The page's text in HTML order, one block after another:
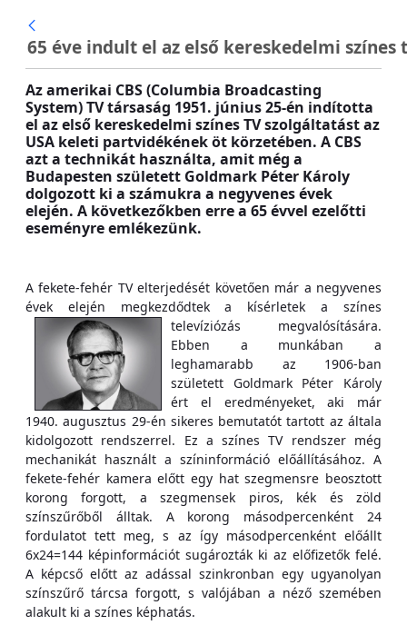
Ugrás a fő tartalomhoz
65 éve indult el az első kereskedelmi
Az amerikai CBS (Columbia Broadcasting
System) TV társaság 1951. június 25-én indította
el az első kereskedelmi színes TV szolgáltatást az
USA keleti partvidékének öt körzetében. A CBS
azt a technikát használta, amit még a
Budapesten született Goldmark Péter Károly
dolgozott ki a számukra a negyvenes évek
elején. A következőkben erre a 65 évvel ezelőtti
eseményre emlékezünk.
A fekete-fehér TV elterjedését követően már a negyvenes
évek elején megkezdődtek a kísérletek a színes
televíziózás megvalósítására.
Ebben a munkában a
leghamarabb az 1906-ban
született Goldmark Péter Károly
ért el eredményeket, aki már
1940. augusztus 29-én sikeres bemutatót tartott az általa
kidolgozott rendszerrel. Ez a színes TV rendszer még
mechanikát használt a színinformáció előállításához. A
fekete-fehér kamera előtt egy hat szegmensre beosztott
korong forgott, a szegmensek piros, kék és zöld
színszűrőből álltak. A korong másodpercenként 24
fordulatot tett meg, s az így másodpercenként előállt
6x24=144 képinformációt sugározták ki az előfizetők felé.
A képcső előtt az adással szinkronban egy ugyanolyan
színszűrő tárcsa forgott, s valójában a néző szemében
alakult ki a színes képhatás.